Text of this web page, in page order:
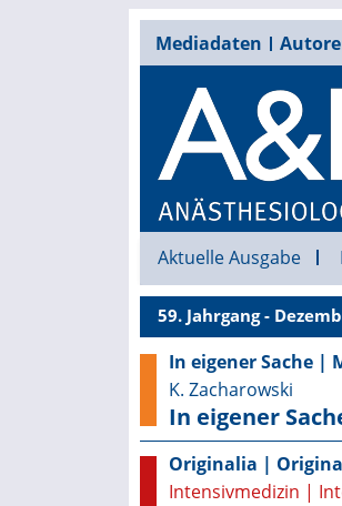
Mediadaten
Aktuelle Ausgabe
59. Jahrgang -
In eigener Sache |
K. Zacharowski
In eigener
Originalia |
Intensivmedizin |